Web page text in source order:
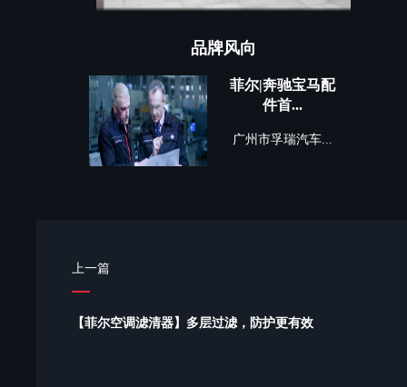
品牌风向
菲尔|奔驰宝马配
件首...
广州市孚瑞汽车...
上一篇
【菲尔空调滤清器】多层过滤，防护更有效